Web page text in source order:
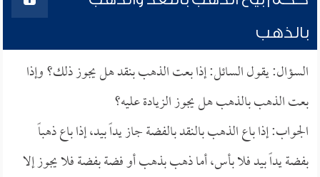
بالذهب
السؤال: يقول السائل: إذا بعت الذهب بنقد هل يجوز ذلك؟ وإذا
بعت الذهب بالذهب هل يجوز الزيادة عليه؟
الجواب: إذا باع الذهب بالنقد بالفضة جاز يداً بيد، إذا باع ذهباً
بفضة يداً بيد فلا بأس، أما ذهب بذهب أو فضة بفضة فلا يجوز إلا